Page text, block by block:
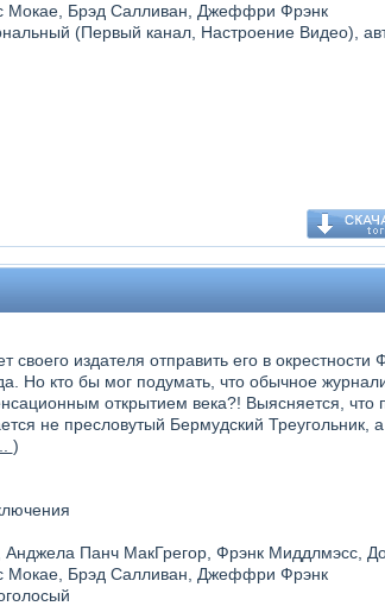
Мокае, Брэд Салливан, Джеффри Фрэнк
(Первый канал, Настроение Видео),
издателя отправить его в окрестности
Но кто бы мог подумать, что обычное
открытием века?! Выясняется, что
не пресловутый Бермудский
)
Панч МакГрегор, Фрэнк Миддлмэсс,
Мокае, Брэд Салливан, Джеффри Фрэнк